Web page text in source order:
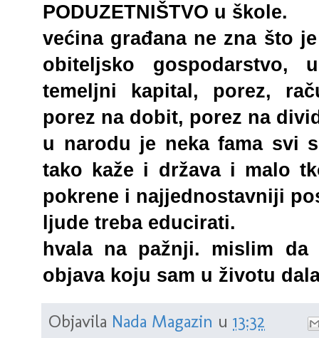
PODUZETNIŠTVO u škole.
većina građana ne zna što
obiteljsko gospodarstvo,
temeljni kapital, porez,
porez na dobit, porez na
u narodu je neka fama svi
tako kaže i država i malo
pokrene i najjednostavniji
ljude treba educirati.
hvala na pažnji. mislim
objava koju sam u životu
Objavila Nada Magazin u 13:32